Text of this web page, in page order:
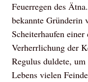
Feuerregen des
bekannte Gründerin
Scheiterhaufen
Verherrlichung der
Regulus duldete,
Lebens vielen